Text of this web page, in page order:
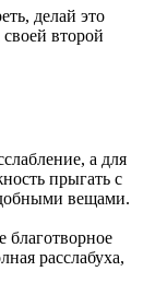
делай это
второй
а для
прыгать с
вещами.
благотворное
расслабуха,